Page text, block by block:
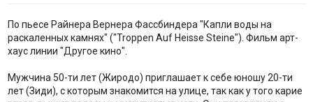
По пьесе Райнера Вернера Фаcсбиндера "Капли воды на
раскаленных камнях" ("Troppen Auf Heisse Steine"). Фильм арт-
хаус линии "Другое кино".
Мужчина 50-ти лет (Жиродо) приглашает к себе юношу 20-ти
лет (Зиди), с которым знакомится на улице, так как у того карие